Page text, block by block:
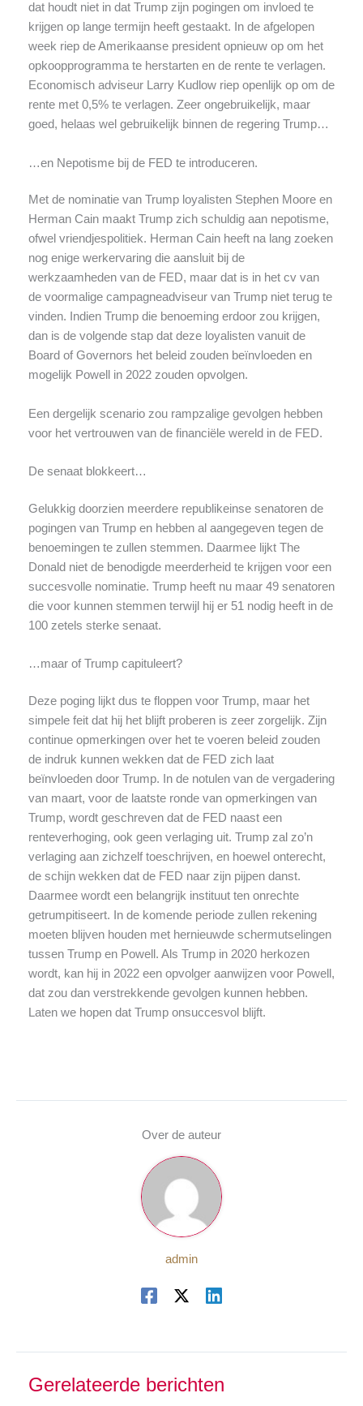
dat houdt niet in dat Trump zijn pogingen om invloed te
krijgen op lange termijn heeft gestaakt. In de afgelopen
week riep de Amerikaanse president opnieuw op om het
opkoopprogramma te herstarten en de rente te verlagen.
Economisch adviseur Larry Kudlow riep openlijk op om de
rente met 0,5% te verlagen. Zeer ongebruikelijk, maar
goed, helaas wel gebruikelijk binnen de regering Trump…
…en Nepotisme bij de FED te introduceren.
Met de nominatie van Trump loyalisten Stephen Moore en
Herman Cain maakt Trump zich schuldig aan nepotisme,
ofwel vriendjespolitiek. Herman Cain heeft na lang zoeken
nog enige werkervaring die aansluit bij de
werkzaamheden van de FED, maar dat is in het cv van
de voormalige campagneadviseur van Trump niet terug te
vinden. Indien Trump die benoeming erdoor zou krijgen,
dan is de volgende stap dat deze loyalisten vanuit de
Board of Governors het beleid zouden beïnvloeden en
mogelijk Powell in 2022 zouden opvolgen.
Een dergelijk scenario zou rampzalige gevolgen hebben
voor het vertrouwen van de financiële wereld in de FED.
De senaat blokkeert…
Gelukkig doorzien meerdere republikeinse senatoren de
pogingen van Trump en hebben al aangegeven tegen de
benoemingen te zullen stemmen. Daarmee lijkt The
Donald niet de benodigde meerderheid te krijgen voor een
succesvolle nominatie. Trump heeft nu maar 49 senatoren
die voor kunnen stemmen terwijl hij er 51 nodig heeft in de
100 zetels sterke senaat.
…maar of Trump capituleert?
Deze poging lijkt dus te floppen voor Trump, maar het
simpele feit dat hij het blijft proberen is zeer zorgelijk. Zijn
continue opmerkingen over het te voeren beleid zouden
de indruk kunnen wekken dat de FED zich laat
beïnvloeden door Trump. In de notulen van de vergadering
van maart, voor de laatste ronde van opmerkingen van
Trump, wordt geschreven dat de FED naast een
renteverhoging, ook geen verlaging uit. Trump zal zo’n
verlaging aan zichzelf toeschrijven, en hoewel onterecht,
de schijn wekken dat de FED naar zijn pijpen danst.
Daarmee wordt een belangrijk instituut ten onrechte
getrumpitiseert. In de komende periode zullen rekening
moeten blijven houden met hernieuwde schermutselingen
tussen Trump en Powell. Als Trump in 2020 herkozen
wordt, kan hij in 2022 een opvolger aanwijzen voor Powell,
dat zou dan verstrekkende gevolgen kunnen hebben.
Laten we hopen dat Trump onsuccesvol blijft.
Over de auteur
admin
Gerelateerde berichten